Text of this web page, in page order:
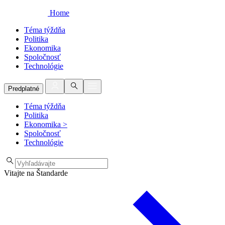
Home
Téma týždňa
Politika
Ekonomika
Spoločnosť
Technológie
Predplatné
Téma týždňa
Politika
Ekonomika >
Spoločnosť
Technológie
Vitajte na Štandarde